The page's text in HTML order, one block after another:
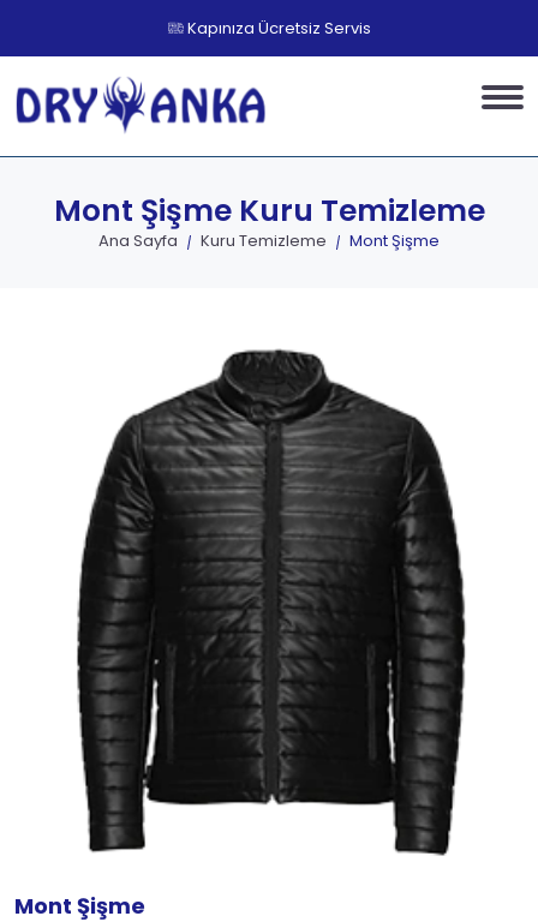
Kapınıza Ücretsiz Servis
Mont Şişme Kuru Temizleme
Ana Sayfa Kuru Temizleme Mont Şişme
Mont Şişme